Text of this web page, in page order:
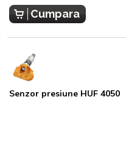
Cumpara
Senzor presiune HUF 4050